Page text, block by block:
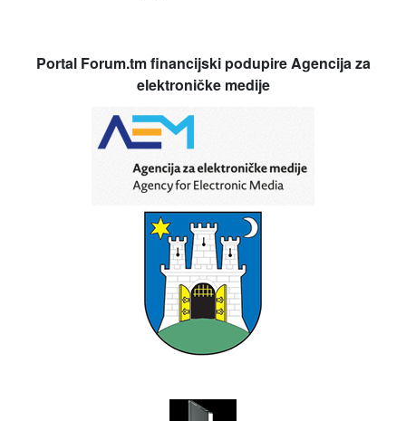
Portal Forum.tm financijski podupire Agencija za
elektroničke medije